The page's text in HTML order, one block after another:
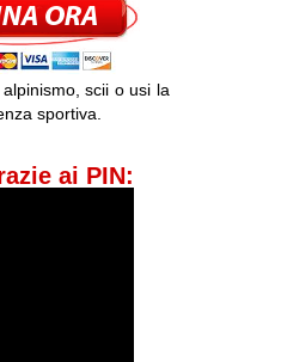
scii o usi la
sportiva.
ai PIN: